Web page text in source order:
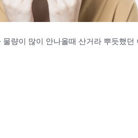
물량이 많이 안나올때 산거라 뿌듯했던